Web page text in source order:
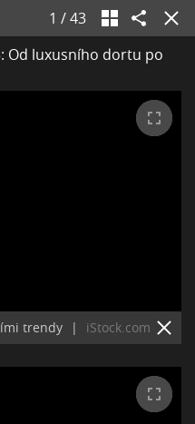
1 /43
Od luxusního dortu po
trendy | iStock.com